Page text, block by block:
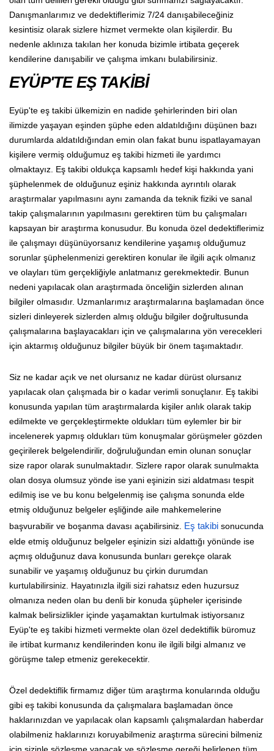
Danışmanlarımız ve dedektiflerimiz 7/24 danışabileceğiniz
kesintisiz olarak sizlere hizmet vermekte olan kişilerdir. Bu
nedenle aklınıza takılan her konuda bizimle irtibata geçerek
kendilerine danışabilir ve çalışma imkanı bulabilirsiniz.
EYÜP'TE EŞ TAKİBİ
Eyüp'te eş takibi ülkemizin en nadide şehirlerinden biri olan
ilimizde yaşayan eşinden şüphe eden aldatıldığını düşünen bazı
durumlarda aldatıldığından emin olan fakat bunu ispatlayamayan
kişilere vermiş olduğumuz eş takibi hizmeti ile yardımcı
olmaktayız. Eş takibi oldukça kapsamlı hedef kişi hakkında yani
şüphelenmek de olduğunuz eşiniz hakkında ayrıntılı olarak
araştırmalar yapılmasını aynı zamanda da teknik fiziki ve sanal
takip çalışmalarının yapılmasını gerektiren tüm bu çalışmaları
kapsayan bir araştırma konusudur. Bu konuda özel dedektiflerimiz
ile çalışmayı düşünüyorsanız kendilerine yaşamış olduğumuz
sorunlar şüphelenmenizi gerektiren konular ile ilgili açık olmanız
ve olayları tüm gerçekliğiyle anlatmanız gerekmektedir. Bunun
nedeni yapılacak olan araştırmada önceliğin sizlerden alınan
bilgiler olmasıdır. Uzmanlarımız araştırmalarına başlamadan önce
sizleri dinleyerek sizlerden almış olduğu bilgiler doğrultusunda
çalışmalarına başlayacakları için ve çalışmalarına yön verecekleri
için aktarmış olduğunuz bilgiler büyük bir önem taşımaktadır.
Siz ne kadar açık ve net olursanız ne kadar dürüst olursanız
yapılacak olan çalışmada bir o kadar verimli sonuçlanır. Eş takibi
konusunda yapılan tüm araştırmalarda kişiler anlık olarak takip
edilmekte ve gerçekleştirmekte oldukları tüm eylemler bir bir
incelenerek yapmış oldukları tüm konuşmalar görüşmeler gözden
geçirilerek belgelendirilir, doğruluğundan emin olunan sonuçlar
size rapor olarak sunulmaktadır. Sizlere rapor olarak sunulmakta
olan dosya olumsuz yönde ise yani eşinizin sizi aldatması tespit
edilmiş ise ve bu konu belgelenmiş ise çalışma sonunda elde
etmiş olduğunuz belgeler eşliğinde aile mahkemelerine
başvurabilir ve boşanma davası açabilirsiniz.
Eş takibi sonucunda
elde etmiş olduğunuz belgeler eşinizin sizi aldattığı yönünde ise
açmış olduğunuz dava konusunda bunları gerekçe olarak
sunabilir ve yaşamış olduğunuz bu çirkin durumdan
kurtulabilirsiniz. Hayatınızla ilgili sizi rahatsız eden huzursuz
olmanıza neden olan bu denli bir konuda şüpheler içerisinde
kalmak belirsizlikler içinde yaşamaktan kurtulmak istiyorsanız
Eyüp'te eş takibi hizmeti vermekte olan özel dedektiflik büromuz
ile irtibat kurmanız kendilerinden konu ile ilgili bilgi almanız ve
görüşme talep etmeniz gerekecektir.
Özel dedektiflik firmamız diğer tüm araştırma konularında olduğu
gibi eş takibi konusunda da çalışmalara başlamadan önce
haklarınızdan ve yapılacak olan kapsamlı çalışmalardan haberdar
olabilmeniz haklarınızı koruyabilmeniz araştırma sürecini bilmeniz
için sizinle sözleşme yapacak ve sözleşme gereği belirlenen tüm